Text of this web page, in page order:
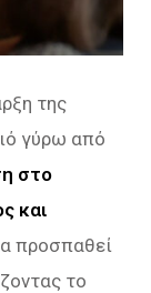
της
γύρω από
στο
και
προσπαθεί
το